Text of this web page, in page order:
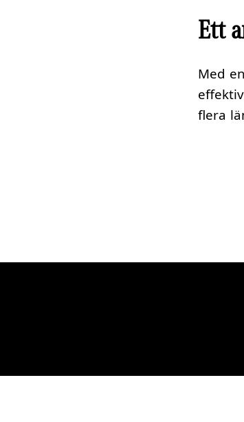
Ett
Med
flera